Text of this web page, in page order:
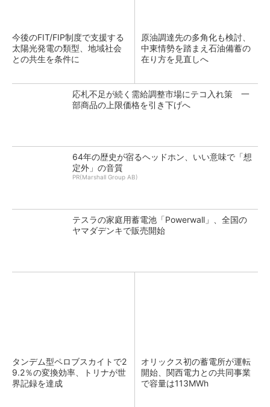
今後のFIT/FIP制度で支援する
太陽光発電の類型、地域社会
との共生を条件に
原油調達先の多角化も検討、
中東情勢を踏まえ石油備蓄の
在り方を見直しへ
応札不足が続く需給調整市場にテコ入れ策 一
部商品の上限価格を引き下げへ
64年の歴史が宿るヘッドホン、いい意味で「想
定外」の音質
PR(Marshall Group AB)
テスラの家庭用蓄電池「Powerwall」、全国の
ヤマダデンキで販売開始
タンデム型ペロブスカイトで2
9.2％の変換効率、トリナが世
界記録を達成
オリックス初の蓄電所が運転
開始、関西電力との共同事業
で容量は113MWh